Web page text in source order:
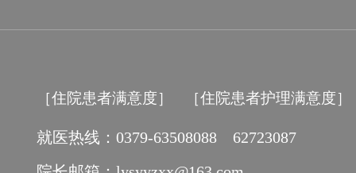
［住院患者满意度］ ［住院患者护理满意度］
就医热线：0379-63508088 62723087